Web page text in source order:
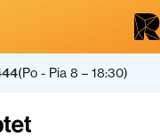
(Po - Pia 8 – 18:30)